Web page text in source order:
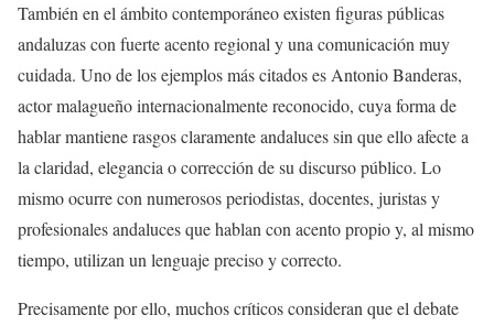
También en el ámbito contemporáneo existen figuras públicas
andaluzas con fuerte acento regional y una comunicación muy
cuidada. Uno de los ejemplos más citados es Antonio Banderas,
actor malagueño internacionalmente reconocido, cuya forma de
hablar mantiene rasgos claramente andaluces sin que ello afecte a
la claridad, elegancia o corrección de su discurso público. Lo
mismo ocurre con numerosos periodistas, docentes, juristas y
profesionales andaluces que hablan con acento propio y, al mismo
tiempo, utilizan un lenguaje preciso y correcto.
Precisamente por ello, muchos críticos consideran que el debate